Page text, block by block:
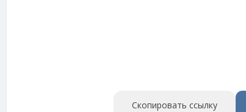
Скопировать ссылку